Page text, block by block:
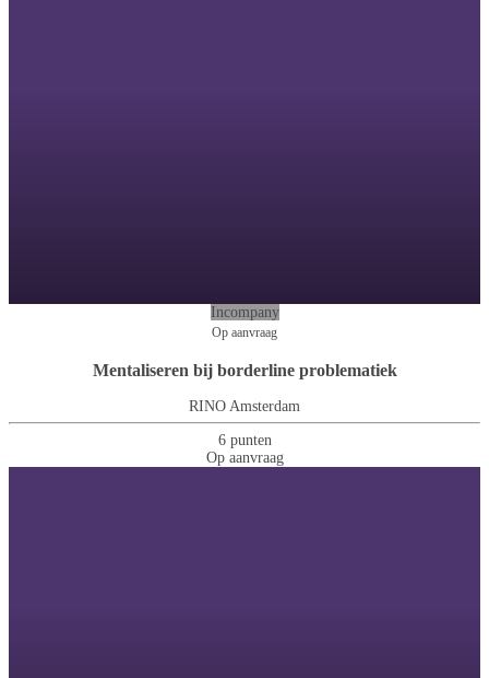
Incompany
Op aanvraag
Mentaliseren bij borderline problematiek
RINO Amsterdam
6 punten
Op aanvraag